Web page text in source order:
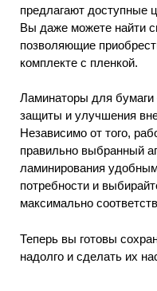
предлагают доступные
Вы даже можете найти
позволяющие
комплекте с пленкой.
Ламинаторы для
защиты и улучшения
Независимо от того,
правильно выбранный
ламинирования
потребности и
максимально
Теперь вы готовы
надолго и сделать их